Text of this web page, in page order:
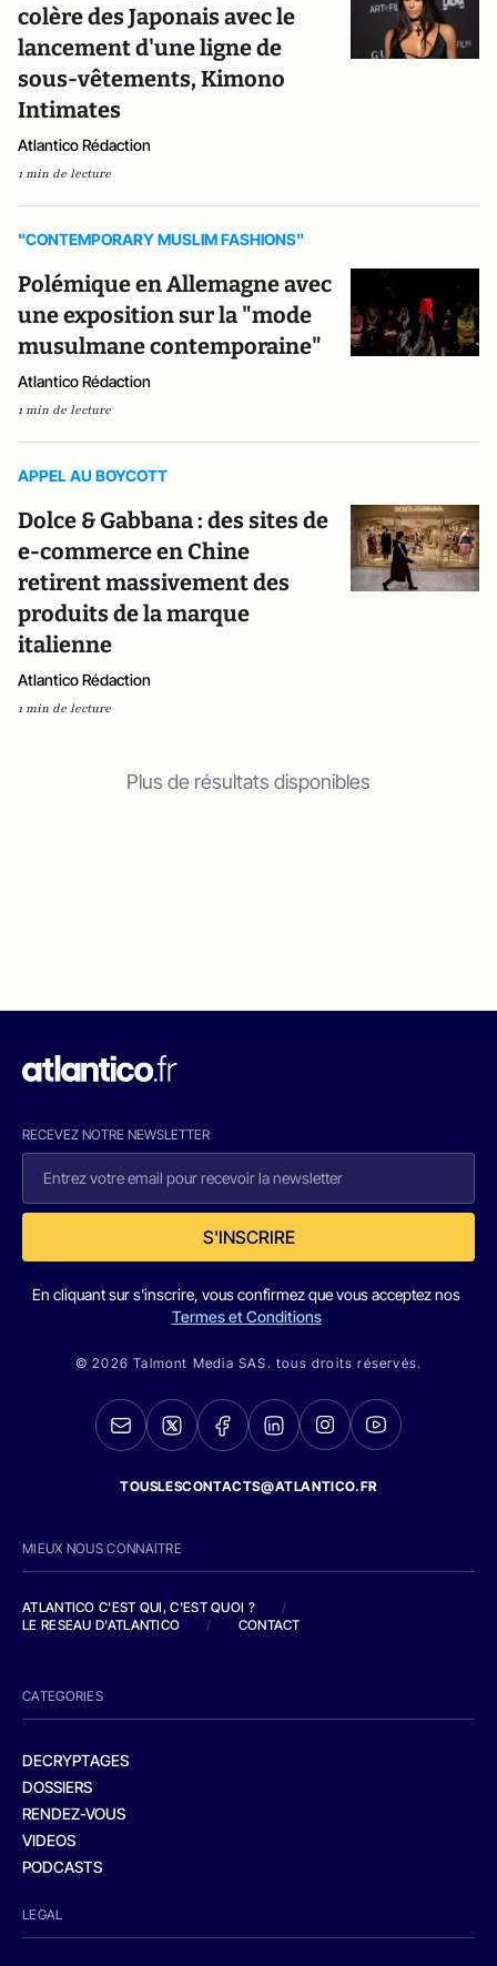
colère des Japonais avec le
lancement d'une ligne de
sous-vêtements, Kimono
Intimates
Atlantico Rédaction
1 min de lecture
"CONTEMPORARY MUSLIM FASHIONS"
Polémique en Allemagne avec
une exposition sur la "mode
musulmane contemporaine"
Atlantico Rédaction
1 min de lecture
APPEL AU BOYCOTT
Dolce & Gabbana : des sites de
e-commerce en Chine
retirent massivement des
produits de la marque
italienne
Atlantico Rédaction
1 min de lecture
Plus de résultats disponibles
RECEVEZ NOTRE NEWSLETTER
S'INSCRIRE
En cliquant sur s'inscrire, vous confirmez que vous acceptez nos
Termes et Conditions
© 2026 Talmont Media SAS. tous droits réservés.
TOUSLESCONTACTS@ATLANTICO.FR
MIEUX NOUS CONNAITRE
ATLANTICO C'EST QUI, C'EST QUOI ?
/
LE RESEAU D'ATLANTICO
/ CONTACT
CATEGORIES
DECRYPTAGES
DOSSIERS
RENDEZ-VOUS
VIDEOS
PODCASTS
LEGAL